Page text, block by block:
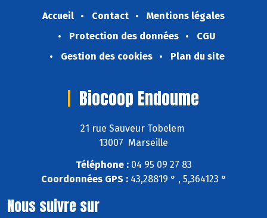
Accueil Contact
Mentions légales
Protection des données
CGU
Gestion des cookies
Plan du site
Biocoop Endoume
21 rue Sauveur Tobelem
13007 Marseille
Téléphone :04 95 09 27 83
Coordonnées GPS :43,28819 ° , 5,364123 °
Nous suivre sur